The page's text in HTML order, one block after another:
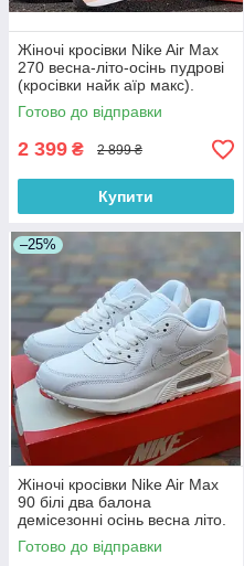
Жіночі кросівки Nike Air Max
270 весна-літо-осінь пудрові
(кросівки найк аїр макс).
Живе фото
Готово до відправки
2 399 ₴ 2 899 ₴
Купити
–25%
Жіночі кросівки Nike Air Max
90 білі два балона
демісезонні осінь весна літо.
Фото в живу. топ
Готово до відправки